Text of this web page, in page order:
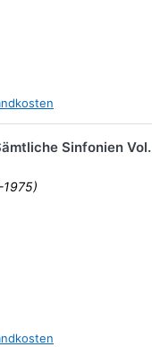
Sinfonien Vol.